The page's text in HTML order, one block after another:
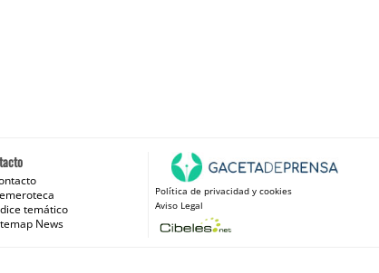
temático
News
Política de privacidad y cookies
Aviso Legal